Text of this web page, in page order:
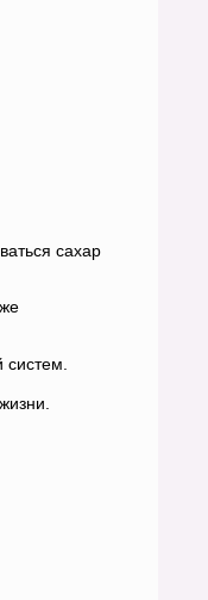
сахар
систем.